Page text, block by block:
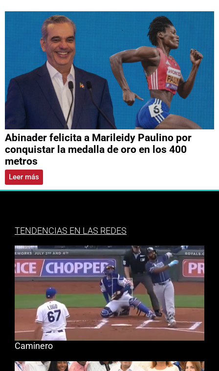
Abinader felicita a Marileidy Paulino por
conquistar la medalla de oro en los 400
metros
Leer más
TENDENCIAS EN LAS REDES
Caminero